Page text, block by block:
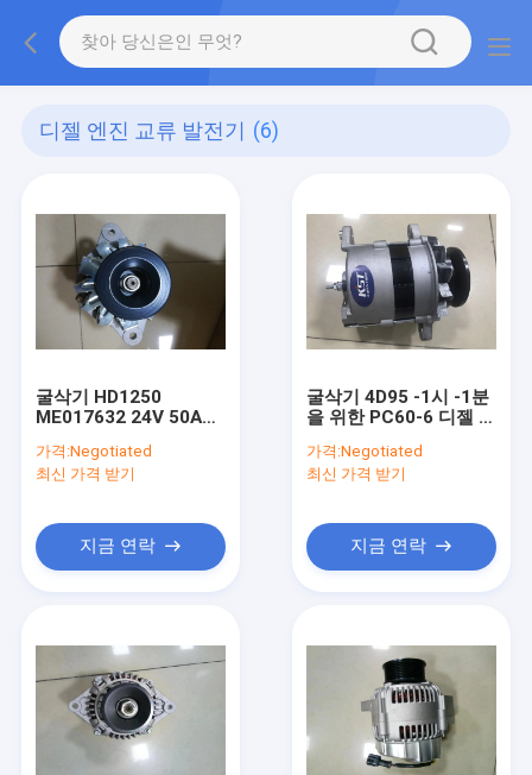
디젤 엔진 교류 발전기 (6)
굴삭기 HD1250
ME017632 24V 50A를
류 발전기
가격:Negotiated
최신 가격 받기
지금 연락
굴삭기 4D95 -1시 -1분
을 위한 PC60-6 디젤 엔
20A
가격:Negotiated
최신 가격 받기
지금 연락